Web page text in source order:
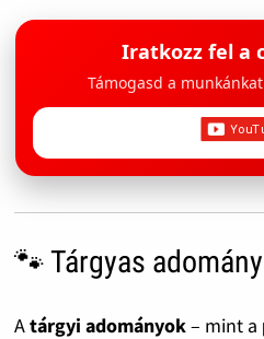
Iratkozz fel a
Támogasd a
🐾 Tárgyas
Atárgyi adományok– mint a